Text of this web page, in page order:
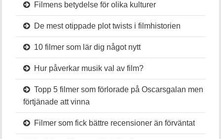
Filmens betydelse för olika kulturer
De mest otippade plot twists i filmhistorien
10 filmer som lär dig något nytt
Hur påverkar musik val av film?
Topp 5 filmer som förlorade på Oscarsgalan men
förtjänade att vinna
Filmer som fick bättre recensioner än förväntat